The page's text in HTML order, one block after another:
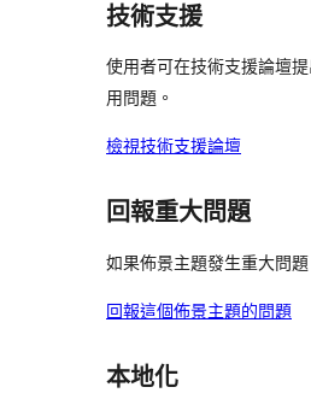
技術支援
使用者可在技術支援論壇
用問題。
檢視技術支援論壇
回報重大問題
如果佈景主題發生重大問題
回報這個佈景主題的問題
本地化